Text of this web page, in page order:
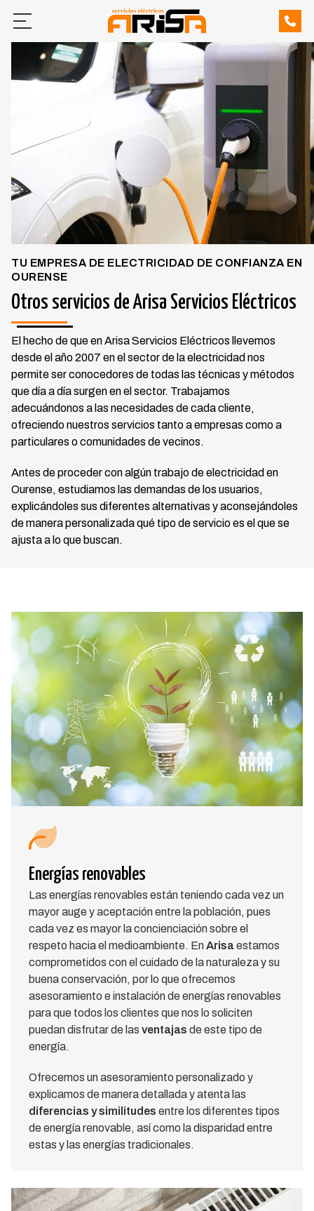
Inicio
Mantenimiento de comunidades
Club de pádel
Energías renovables
Vehículos eléctricos
Calefacción
Bombas de achique
Conductos de ventilación
Instalaciones eléctricas
Trabajos realizados
Contacto
Llámanos: 655 939 511
También vía:
WhatsApp: 655 939 511
TU EMPRESA DE ELECTRICIDAD DE CONFIANZA EN
OURENSE
Otros servicios de Arisa Servicios Eléctricos
El hecho de que en Arisa Servicios Eléctricos llevemos
desde el año 2007 en el sector de la electricidad nos
permite ser conocedores de todas las técnicas y métodos
que día a día surgen en el sector. Trabajamos
adecuándonos a las necesidades de cada cliente,
ofreciendo nuestros servicios tanto a empresas como a
particulares o comunidades de vecinos.
Antes de proceder con algún trabajo de electricidad en
Ourense, estudiamos las demandas de los usuarios,
explicándoles sus diferentes alternativas y aconsejándoles
de manera personalizada qué tipo de servicio es el que se
ajusta a lo que buscan.
Energías renovables
Las energías renovables están teniendo cada vez un
mayor auge y aceptación entre la población, pues
cada vez es mayor la concienciación sobre el
respeto hacia el medioambiente. EnArisaestamos
comprometidos con el cuidado de la naturaleza y su
buena conservación, por lo que ofrecemos
asesoramiento e instalación de energías renovables
para que todos los clientes que nos lo soliciten
puedan disfrutar de las ventajas de este tipo de
energía.
Ofrecemos un asesoramiento personalizado y
explicamos de manera detallada y atenta las
diferencias y similitudes entre los diferentes tipos
de energía renovable, así como la disparidad entre
estas y las energías tradicionales.